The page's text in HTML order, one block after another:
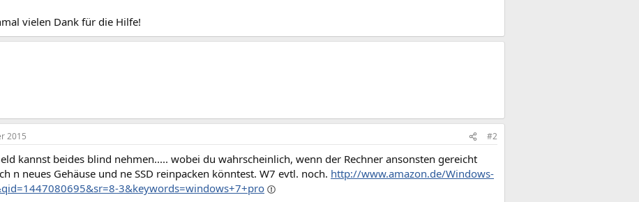
vielen Dank für die Hilfe!
2015 #2
kannst beides blind nehmen..... wobei du wahrscheinlich, wenn der Rechner ansonsten gereicht
n neues Gehäuse und ne SSD reinpacken könntest. W7 evtl. noch. http://www.amazon.de/Windows-
3&keywords=windows+7+pro